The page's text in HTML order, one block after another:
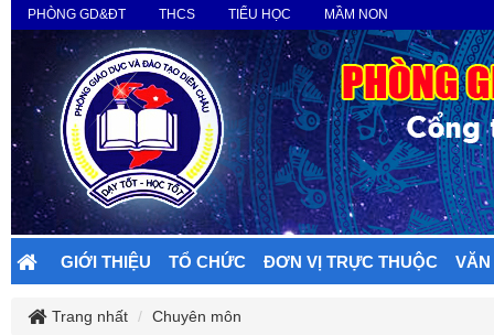
PHÒNG GD&ĐT THCS TIỂU HỌC MẦM NON
GIỚI THIỆU TỔ CHỨC ĐƠN VỊ TRỰC THUỘC
Trang nhất Chuyên môn